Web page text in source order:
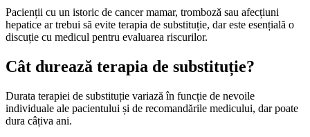
Pacienții cu un istoric de cancer mamar, tromboză sau afecțiuni
hepatice ar trebui să evite terapia de substituție, dar este esențială o
discuție cu medicul pentru evaluarea riscurilor.
Cât durează terapia de substituție?
Durata terapiei de substituție variază în funcție de nevoile
individuale ale pacientului și de recomandările medicului, dar poate
dura câțiva ani.